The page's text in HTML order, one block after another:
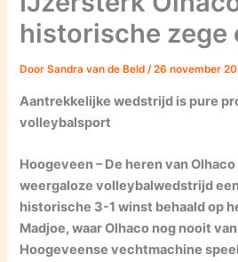
historische zege
DoorSandra van de Beld/26 november
Aantrekkelijke wedstrijd is pure
volleybalsport
Hoogeveen – De heren van
weergaloze volleybalwedstrijd
historische 3-1 winst behaald op
Madjoe, waar Olhaco nog nooit
Hoogeveense vechtmachine